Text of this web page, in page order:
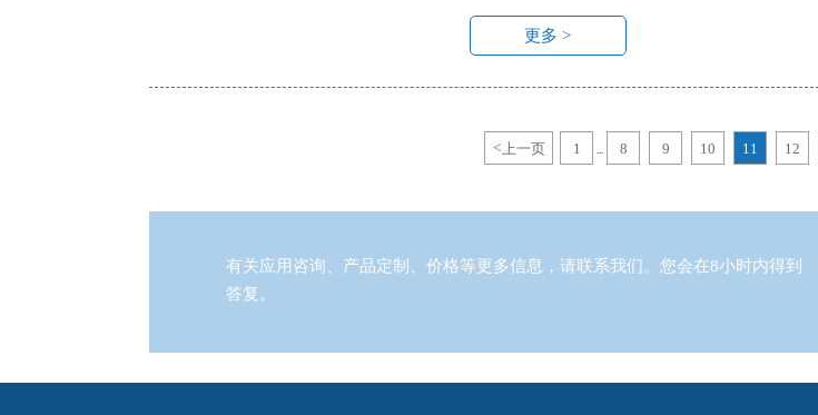
更多 >
<上一页 1 ... 8 9 10 11 12
有关应用咨询、产品定制、价格等更多信息，请联系我们。您会在8小时内得到
答复。